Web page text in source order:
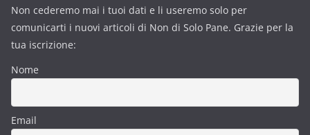
Non cederemo mai i tuoi dati e li useremo solo per
comunicarti i nuovi articoli di Non di Solo Pane. Grazie per la
tua iscrizione:
Nome
Email